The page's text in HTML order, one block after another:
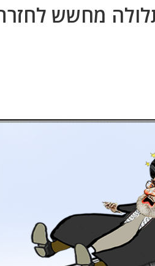
מחשש